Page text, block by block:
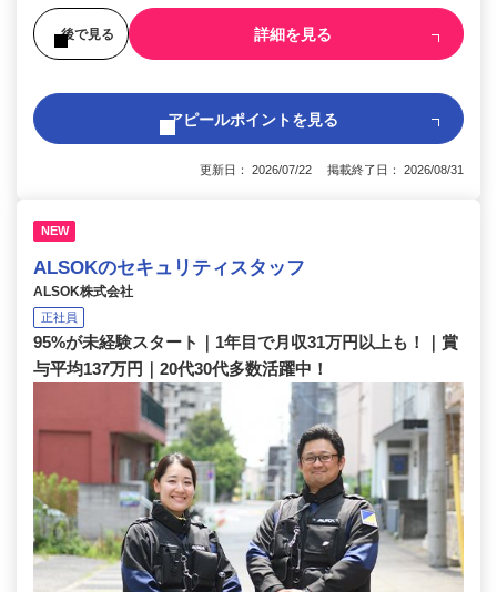
後で見る 詳細を見る
アピールポイントを見る
更新日： 2026/07/22 掲載終了日： 2026/08/31
NEW
ALSOKのセキュリティスタッフ
ALSOK株式会社
正社員
95%が未経験スタート｜1年目で月収31万円以上も！｜賞
与平均137万円｜20代30代多数活躍中！